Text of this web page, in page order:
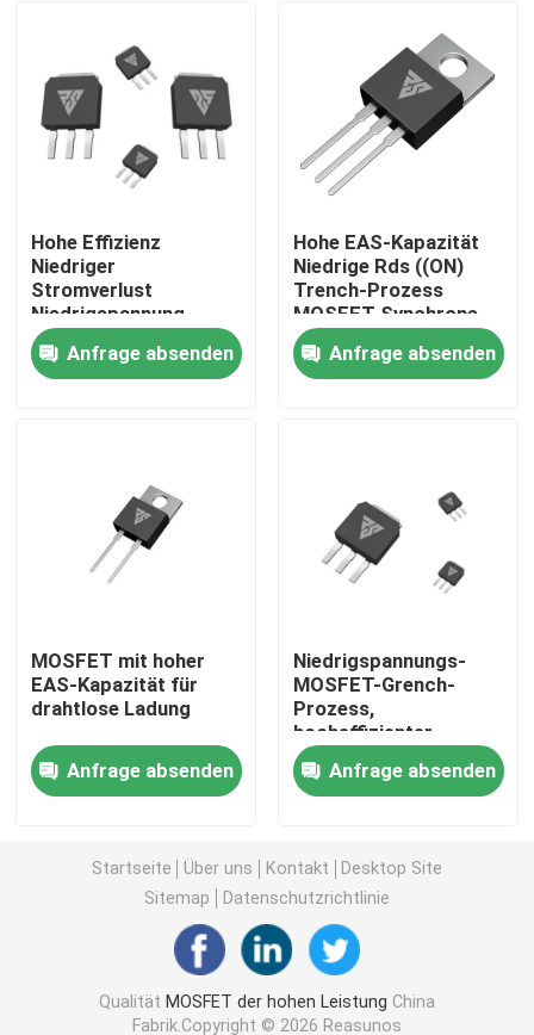
Qualitätskontrolle
Kontakt mit uns
Neuigkeiten
Bitte um ein Angebot
Siliziumkarbid-MOSFET
MOSFET mit Superverbindung
Hochspannungs-MOSFET
Niederspannungs-MOSFET
IGBT mit hoher Leistung
Schottky-Sperrschichtdioden
Halbleiter mit hoher Leistung
Hohe Effizienz
Niedriger
Stromverlust
Niedrigspannung
MOSFET-Grench/SGT-
ProzessAnfrage absenden
Hohe EAS-Kapazität
Niedrige Rds ((ON)
Trench-Prozess
MOSFET Synchrone
Berichtigung
Anfrage absenden
MOSFET mit hoher
EAS-Kapazität für
drahtlose Ladung
Anfrage absenden
Niedrigspannungs-
MOSFET-Grench-
Prozess,
hocheffizienter
Motorantrieb für 5G-
Basisstation
Anfrage absenden
Startseite Über uns Kontakt
Desktop Site
Sitemap
Datenschutzrichtlinie
Qualität MOSFET der hohen Leistung China
Fabrik.Copyright © 2026 Reasunos